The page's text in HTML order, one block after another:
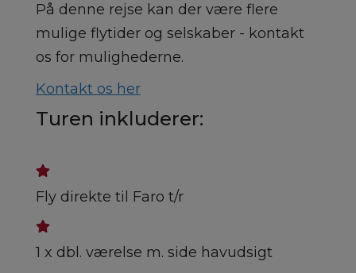
På denne rejse kan der være flere
mulige flytider og selskaber - kontakt
os for mulighederne.
Kontakt os her
Turen inkluderer:
Fly direkte til Faro t/r
1 x dbl. værelse m. side havudsigt